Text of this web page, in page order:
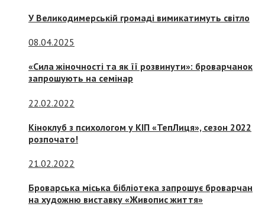
У Великодимерській громаді вимикатимуть світло
08.04.2025
«Сила жіночності та як її розвинути»: броварчанок
запрошують на семінар
22.02.2022
Кіноклуб з психологом у КІП «ТепЛиця», сезон 2022
розпочато!
21.02.2022
Броварська міська бібліотека запрошує броварчан
на художню виставку «Живопис життя»